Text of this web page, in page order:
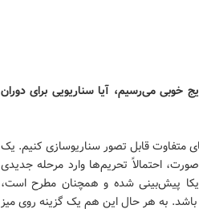
خوبی می‌رسیم، آیا سناریویی برای دوران
متفاوت قابل تصور سناریوسازی کنیم. یک
احتمالاً تحریم‌ها وارد مرحله جدیدی
پیش‌بینی شده و همچنان مطرح است،
باشد. به هر حال این هم یک گزینه روی میز